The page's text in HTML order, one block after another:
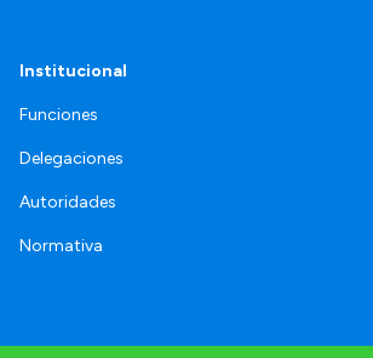
Institucional
Funciones
Delegaciones
Autoridades
Normativa